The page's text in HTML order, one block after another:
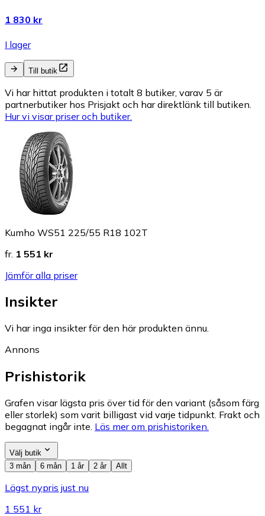
1 830 kr
I lager
Till butik
Vi har hittat produkten i totalt 8 butiker, varav 5 är
partnerbutiker hos Prisjakt och har direktlänk till butiken.
Hur vi visar priser och butiker.
Kumho WS51 225/55 R18 102T
fr. 1 551 kr
Jämför alla priser
Insikter
Vi har inga insikter för den här produkten ännu.
Annons
Prishistorik
Grafen visar lägsta pris över tid för den variant (såsom färg
eller storlek) som varit billigast vid varje tidpunkt. Frakt och
begagnat ingår inte. Läs mer om prishistoriken.
Välj butik
3 mån
6 mån 1 år 2 år Allt
Lägst nypris just nu
1 551 kr